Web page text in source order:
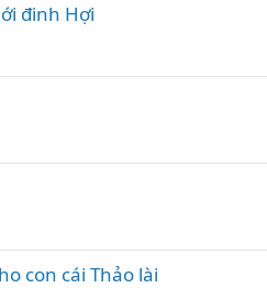
đinh Hợi
con cái Thảo lài